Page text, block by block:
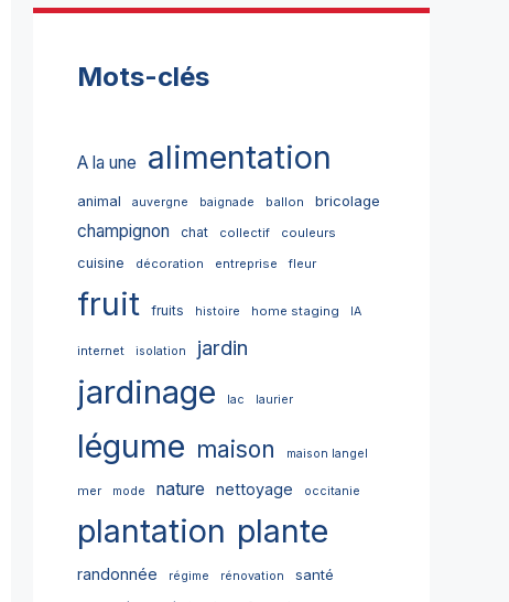
Mots-clés
A la une alimentation
animal auvergne baignade ballon bricolage
champignon chat collectif couleurs
cuisine décoration entreprise fleur
fruit fruits histoire home staging IA
internet isolation jardin
jardinage lac laurier
légume maison maison langel
mer mode nature nettoyage occitanie
plantation plante
randonnée régime rénovation
santé